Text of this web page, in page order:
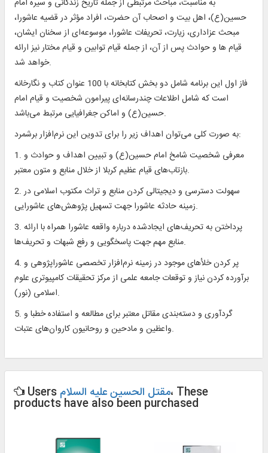
حسین(ع)، اهل بیت و اصحاب آن حضرت، افراد مؤثر در قضیه عاشورا،
مبحث عزاداری، زیارت، تحریفات عاشورا، موسوعه‌ای از سخنان ایشان،
قیام ها و حوادث پس از آن، از جمله قیام توابین و قیام مختار نیز ارائه
خواهد شد.
فاز اول این برنامه شامل دو بخش کتابخانه با 100 عنوان کتاب و نگارخانه
است که شامل اطلاعات چندرسانه‌ای پیرامون شخصیت و قیام امام
حسین(ع) و اماکن جغرافیایی مرتبط می‌باشد.
به صورت کلی می‌توان اهداف زیر را برای تدوین این نرم‌افزار برشمرد:
1. معرفی شخصیت شامخ امام حسین(ع) و تبیین اهداف و حوادث و
بازتاب‌های قیام عظیم کربلا از خلال منابع و متون معتبر.
2. سهولت دسترسی و دیجیتالی کردن منابع و تراث مکتوب اسلامی در
زمینه حادثه عاشورا جهت تسهیل پژوهش‌های عاشورایی.
3. پرداختن به تحریف‌های ایجادشده درباره واقعه عاشورا همراه با ارائه
منابع مهم جهت پاسخگویی و رفع شبهات و تحریف‌ها.
4. پر کردن خلأهای موجود در زمینه نرم‌افزار تخصصی عاشوراپژوهی و
برآورده کردن نیاز و توقعات جامعه علمی از مرکز تحقیقات کامپیوتری علوم
اسلامی (نور).
5. گردآوری و دسته‌بندی مقاتل معتبر برای مطالعه و استفاده خطبا و
واعظین و مادحین و روحانیون کاروان‌های عتبات.
Users مقتل الحسین علیه السلام، These
products have also been purchased